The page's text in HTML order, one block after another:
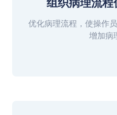
组织病理流
优化病理流程，使操作
增加病